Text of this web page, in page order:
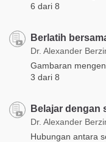
6 dari 8
Berlatih
Dr. Alexander
Gambaran
3 dari 8
Belajar dengan
Dr. Alexander
Hubungan antara